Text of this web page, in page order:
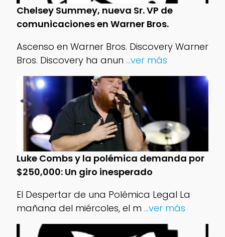
Chelsey Summey, nueva Sr. VP de
comunicaciones en Warner Bros.
Ascenso en Warner Bros. Discovery Warner
Bros. Discovery ha anun ...ver más
Luke Combs y la polémica demanda por
$250,000: Un giro inesperado
El Despertar de una Polémica Legal La
mañana del miércoles, el m ...ver más